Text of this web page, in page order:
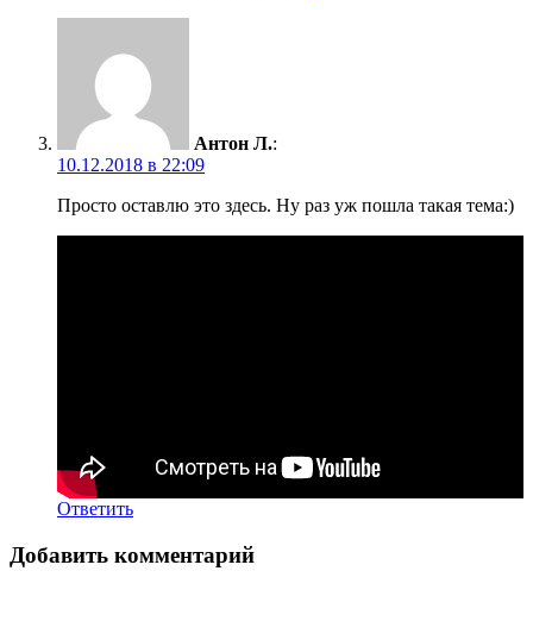
Антон Л.:
10.12.2018 в 22:09
Просто оставлю это здесь. Ну раз уж пошла такая тема:)
Ответить
Добавить комментарий